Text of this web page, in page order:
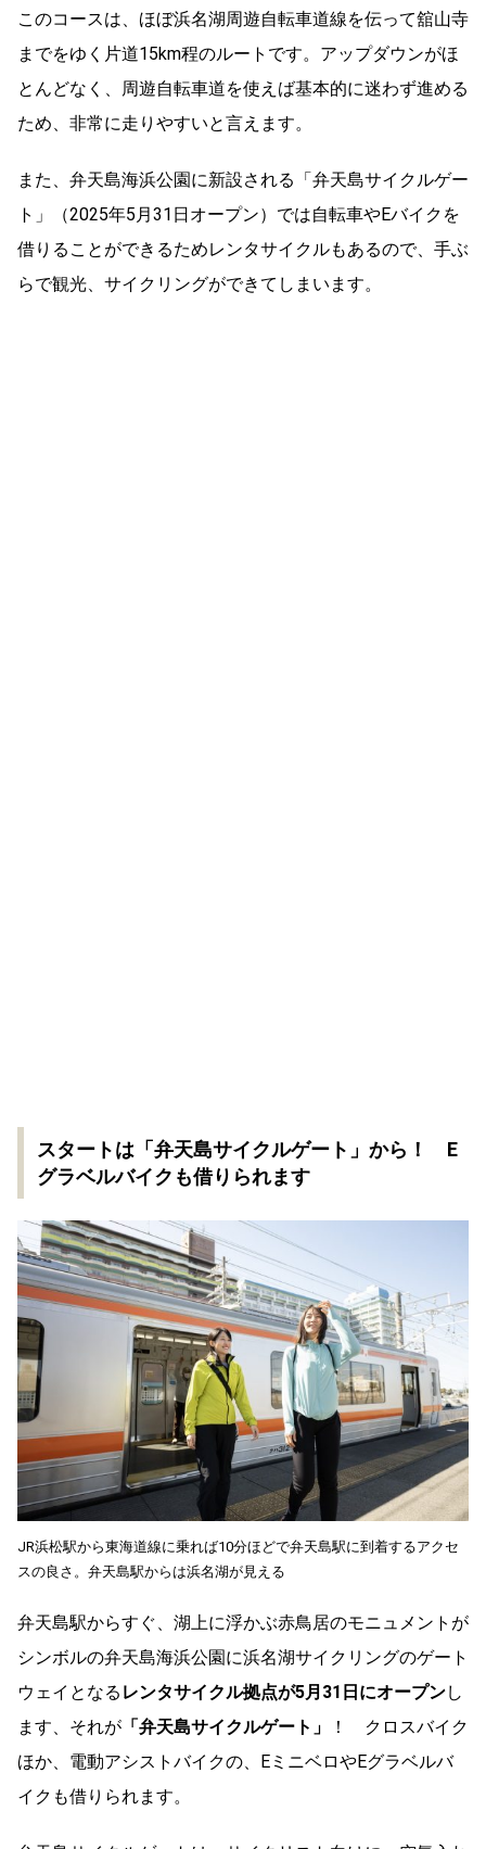
このコースは、ほぼ浜名湖周遊自転車道線を伝って舘山寺
までをゆく片道15km程のルートです。アップダウンがほ
とんどなく、周遊自転車道を使えば基本的に迷わず進める
ため、非常に走りやすいと言えます。
また、弁天島海浜公園に新設される「弁天島サイクルゲー
ト」（2025年5月31日オープン）では自転車やEバイクを
借りることができるためレンタサイクルもあるので、手ぶ
らで観光、サイクリングができてしまいます。
スタートは「弁天島サイクルゲート」から！ E
グラベルバイクも借りられます
JR浜松駅から東海道線に乗れば10分ほどで弁天島駅に到着するアクセ
スの良さ。弁天島駅からは浜名湖が見える
弁天島駅からすぐ、湖上に浮かぶ赤鳥居のモニュメントが
シンボルの弁天島海浜公園に浜名湖サイクリングのゲート
ウェイとなる レンタサイクル拠点が5月31日にオープンし
ます、それが 「弁天島サイクルゲート」
！ クロスバイク
ほか、電動アシストバイクの、EミニベロやEグラベルバ
イクも借りられます。